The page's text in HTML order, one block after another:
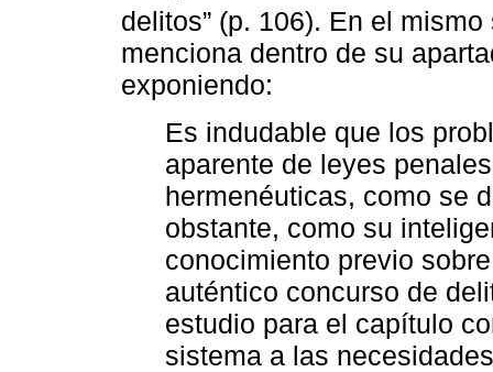
delitos” (p. 106). En el
menciona dentro de su
exponiendo:
Es indudable que los
aparente de leyes
hermenéuticas, como se
obstante, como su
conocimiento previo
auténtico concurso de
estudio para el capítulo
sistema a las